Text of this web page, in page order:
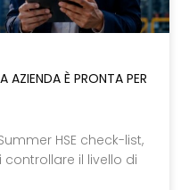
AZIENDA È PRONTA PER
HSE check-list,
il livello di